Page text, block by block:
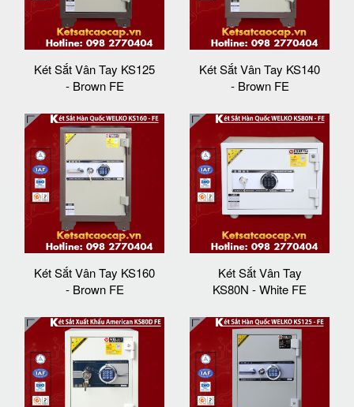
Két Sắt Vân Tay KS125
- Brown FE
Két Sắt Vân Tay KS140
- Brown FE
Két Sắt Vân Tay KS160
- Brown FE
Két Sắt Vân Tay
KS80N - White FE